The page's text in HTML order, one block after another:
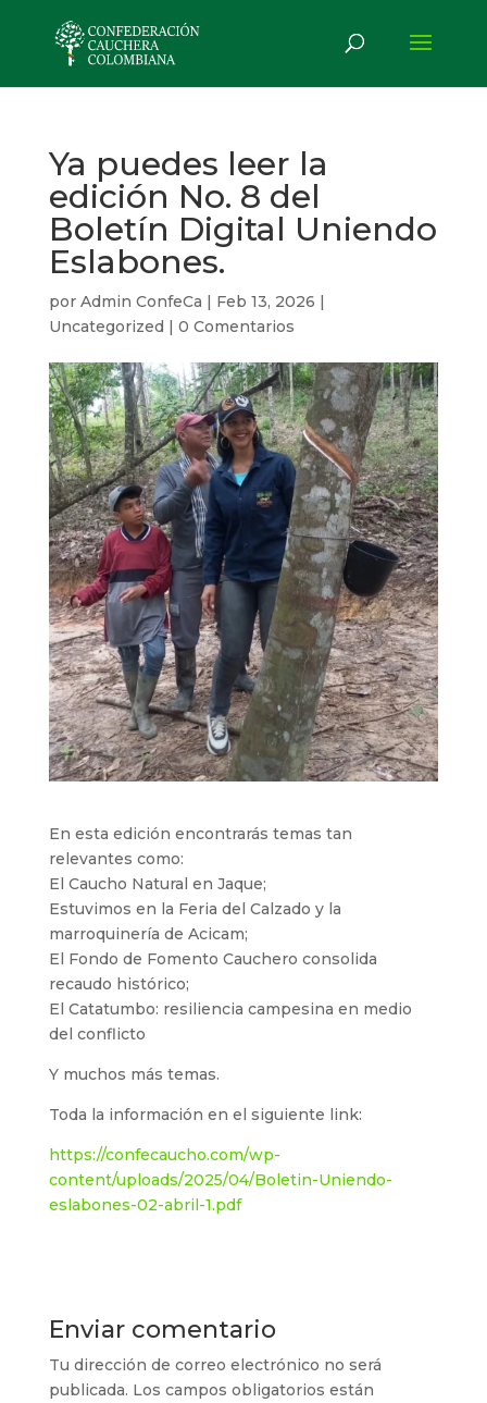
Ya puedes leer la
edición No. 8 del
Boletín Digital Uniendo
Eslabones.
por Admin ConfeCa | Feb 13, 2026 |
Uncategorized | 0 Comentarios
En esta edición encontrarás temas tan
relevantes como:
El Caucho Natural en Jaque;
Estuvimos en la Feria del Calzado y la
marroquinería de Acicam;
El Fondo de Fomento Cauchero consolida
recaudo histórico;
El Catatumbo: resiliencia campesina en medio
del conflicto
Y muchos más temas.
Toda la información en el siguiente link:
https://confecaucho.com/wp-
content/uploads/2025/04/Boletin-Uniendo-
eslabones-02-abril-1.pdf
Enviar comentario
Tu dirección de correo electrónico no será
publicada. Los campos obligatorios están